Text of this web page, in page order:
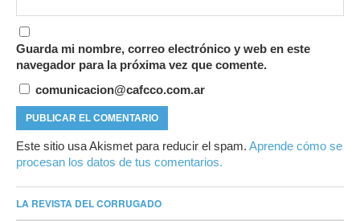
Guarda mi nombre, correo electrónico y web en este
navegador para la próxima vez que comente.
comunicacion@cafcco.com.ar
Este sitio usa Akismet para reducir el spam. Aprende cómo se
procesan los datos de tus comentarios.
LA REVISTA DEL CORRUGADO